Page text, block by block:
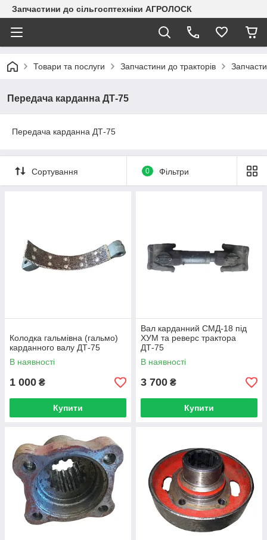
Запчастини до сільгосптехніки АГРОЛОСК
Товари та послуги Запчастини до тракторів
Передача карданна ДТ-75
Передача карданна ДТ-75
Сортування 0 Фільтри
Колодка гальмівна (гальмо)
карданного валу ДТ-75
В наявності
1 000 ₴
Купити
Вал карданний СМД-18 під
ХУМ та реверс трактора
ДТ-75
В наявності
3 700 ₴
Купити